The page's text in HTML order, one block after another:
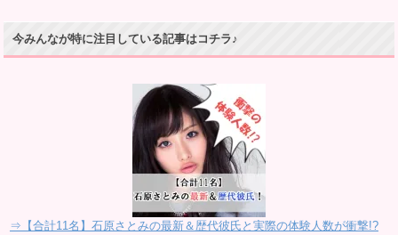
今みんなが特に注目している記事はコチラ♪
⇒【合計11名】石原さとみの最新＆歴代彼氏と実際の体験人数が衝撃!?